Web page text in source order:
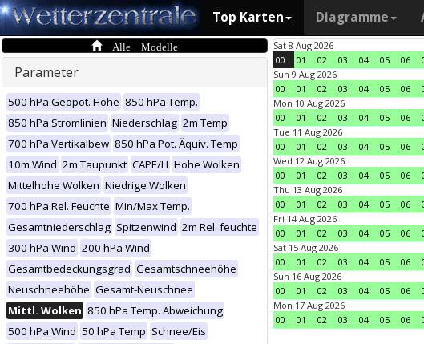
Top Karten Diagramme
Alle Modelle
Parameter
500 hPa Geopot. Höhe 850 hPa Temp.
850 hPa Stromlinien Niederschlag 2m Temp
700 hPa Vertikalbew 850 hPa Pot. Äquiv. Temp
10m Wind 2m Taupunkt CAPE/LI Hohe Wolken
Mittelhohe Wolken Niedrige Wolken
700 hPa Rel. Feuchte Min/Max Temp.
Gesamtniederschlag Spitzenwind 2m Rel. feuchte
300 hPa Wind 200 hPa Wind
Gesamtbedeckungsgrad Gesamtschneehöhe
Neuschneehöhe Gesamt-Neuschnee
Mittl. Wolken 850 hPa Temp. Abweichung
500 hPa Wind 50 hPa Temp Schnee/Eis
Sat 8 Aug 2026
00
01 02 03 04 05 06
Sun 9 Aug 2026
00
01 02 03 04 05 06
Mon 10 Aug 2026
00
01 02 03 04 05 06
Tue 11 Aug 2026
00
01 02 03 04 05 06
Wed 12 Aug 2026
00
01 02 03 04 05 06
Thu 13 Aug 2026
00
01 02 03 04 05 06
Fri 14 Aug 2026
00
01 02 03 04 05 06
Sat 15 Aug 2026
00
01 02 03 04 05 06
Sun 16 Aug 2026
00
01 02 03 04 05 06
Mon 17 Aug 2026
00
01 02 03 04 05 06